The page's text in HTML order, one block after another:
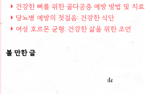
건강한 뼈를 위한 골다공증 예방 방법 및 치료
당뇨병 예방의 첫걸음: 건강한 식단
여성 호르몬 균형: 건강한 삶을 위한 조언
볼 만한 글